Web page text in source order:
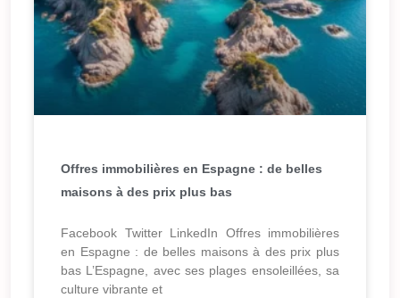
Offres immobilières en Espagne : de belles
maisons à des prix plus bas
Facebook Twitter LinkedIn Offres immobilières
en Espagne : de belles maisons à des prix plus
bas L’Espagne, avec ses plages ensoleillées, sa
culture vibrante et